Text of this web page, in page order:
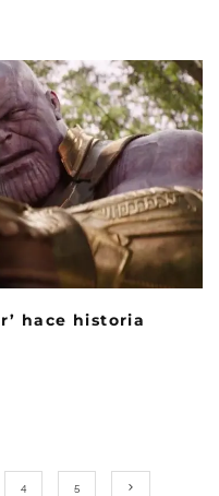
hace historia
4 5